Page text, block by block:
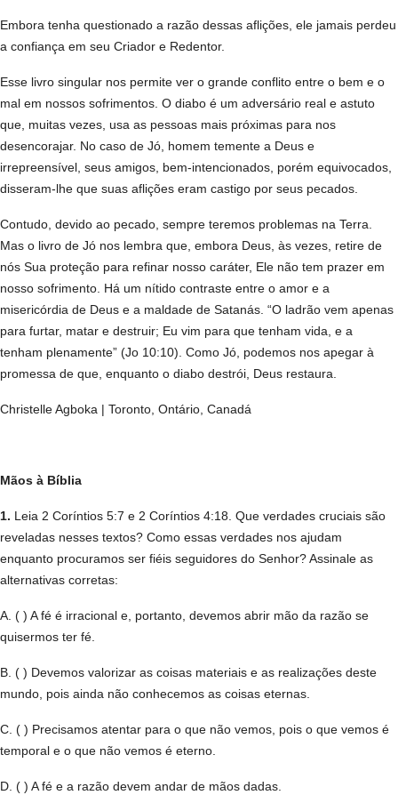
Embora tenha questionado a razão dessas aflições, ele jamais perdeu
a confiança em seu Criador e Redentor.
Esse livro singular nos permite ver o grande conflito entre o bem e o
mal em nossos sofrimentos. O diabo é um adversário real e astuto
que, muitas vezes, usa as pessoas mais próximas para nos
desencorajar. No caso de Jó, homem temente a Deus e
irrepreensível, seus amigos, bem-intencionados, porém equivocados,
disseram-lhe que suas aflições eram castigo por seus pecados.
Contudo, devido ao pecado, sempre teremos problemas na Terra.
Mas o livro de Jó nos lembra que, embora Deus, às vezes, retire de
nós Sua proteção para refinar nosso caráter, Ele não tem prazer em
nosso sofrimento. Há um nítido contraste entre o amor e a
misericórdia de Deus e a maldade de Satanás. “O ladrão vem apenas
para furtar, matar e destruir; Eu vim para que tenham vida, e a
tenham plenamente” (Jo 10:10). Como Jó, podemos nos apegar à
promessa de que, enquanto o diabo destrói, Deus restaura.
Christelle Agboka | Toronto, Ontário, Canadá
Mãos à Bíblia
1. Leia 2 Coríntios 5:7 e 2 Coríntios 4:18. Que verdades cruciais são
reveladas nesses textos? Como essas verdades nos ajudam
enquanto procuramos ser fiéis seguidores do Senhor? Assinale as
alternativas corretas:
A. ( ) A fé é irracional e, portanto, devemos abrir mão da razão se
quisermos ter fé.
B. ( ) Devemos valorizar as coisas materiais e as realizações deste
mundo, pois ainda não conhecemos as coisas eternas.
C. ( ) Precisamos atentar para o que não vemos, pois o que vemos é
temporal e o que não vemos é eterno.
D. ( ) A fé e a razão devem andar de mãos dadas.